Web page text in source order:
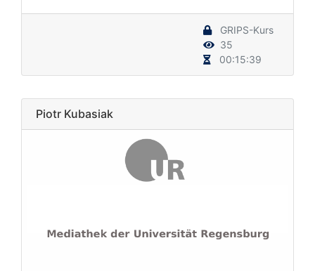
GRIPS-Kurs
35
00:15:39
Piotr Kubasiak